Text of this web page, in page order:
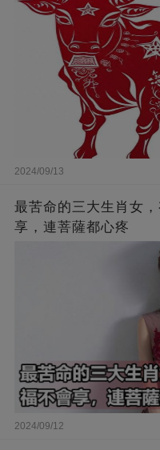
2024/09/13
最苦命的三大生肖女
享，連菩薩都心疼
2024/09/12